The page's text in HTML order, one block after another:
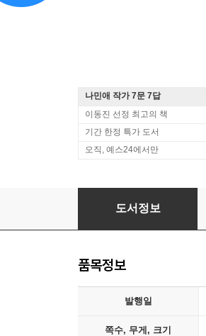
나민애 작가 7문 7답
이동진 선정 최고의 책
기간 한정 특가 도서
오직, 예스24에서만
그래도 사랑하라
도서정보
품목정보
발행일
쪽수, 무게, 크기